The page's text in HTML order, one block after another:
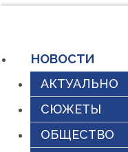
содержимому
НОВОСТИ
АКТУАЛЬНО
СЮЖЕТЫ
ОБЩЕСТВО